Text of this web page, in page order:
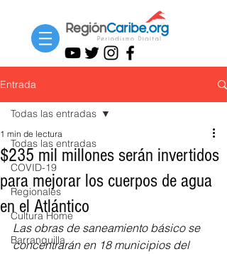
Entrada
Todas las entradas
COVID-19
Regionales
Cultura Home
Barranquilla
Todas las entradas
$235 mil millones serán invertidos
para mejorar los cuerpos de agua
en el Atlántico
1 min de lectura
Las obras de saneamiento básico se
concentrarán en 18 municipios del